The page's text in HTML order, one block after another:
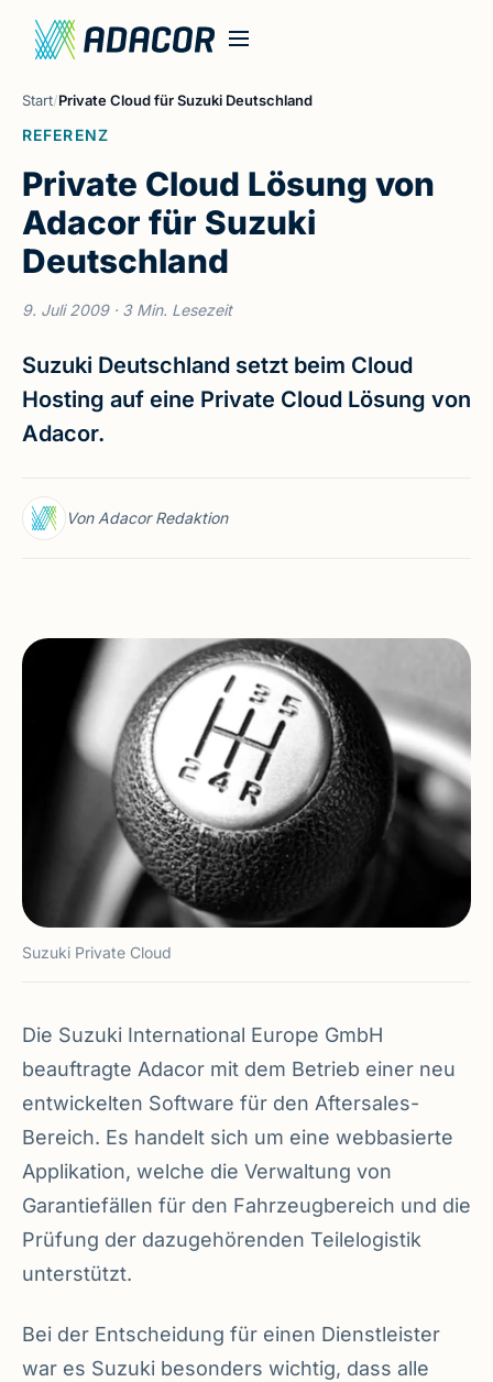
Start/Private Cloud für Suzuki Deutschland
REFERENZ
Private Cloud Lösung von
Adacor für Suzuki
Deutschland
9. Juli 2009· 3 Min. Lesezeit
Suzuki Deutschland setzt beim Cloud
Hosting auf eine Private Cloud Lösung von
Adacor.
Von Adacor Redaktion
Suzuki Private Cloud
Die Suzuki International Europe GmbH
beauftragte Adacor mit dem Betrieb einer neu
entwickelten Software für den Aftersales-
Bereich. Es handelt sich um eine webbasierte
Applikation, welche die Verwaltung von
Garantiefällen für den Fahrzeugbereich und die
Prüfung der dazugehörenden Teilelogistik
unterstützt.
Bei der Entscheidung für einen Dienstleister
war es Suzuki besonders wichtig, dass alle